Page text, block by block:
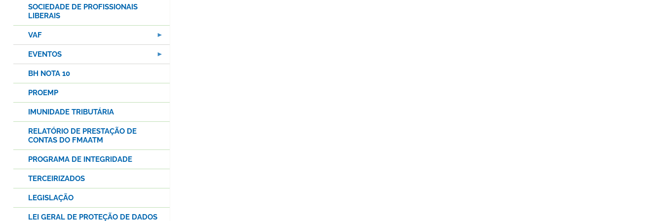
SOCIEDADE DE PROFISSIONAIS
LIBERAIS
VAF
EVENTOS
BH NOTA 10
PROEMP
IMUNIDADE TRIBUTÁRIA
RELATÓRIO DE PRESTAÇÃO DE
CONTAS DO FMAATM
PROGRAMA DE INTEGRIDADE
TERCEIRIZADOS
LEGISLAÇÃO
LEI GERAL DE PROTEÇÃO DE DADOS